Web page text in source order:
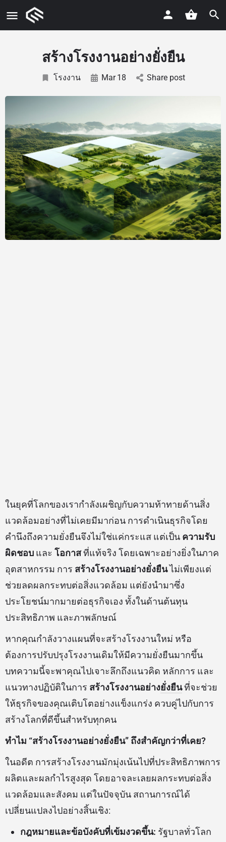
สร้างโรงงานอย่างยั่งยืน
โรงงาน Mar 18 Share post
ในยุคที่โลกของเรากำลังเผชิญกับความท้าทายด้านสิ่ง
แวดล้อมอย่างที่ไม่เคยมีมาก่อน การดำเนินธุรกิจโดย
คำนึงถึงความยั่งยืนจึงไม่ใช่แค่กระแส แต่เป็น ความรับ
ผิดชอบ และ โอกาสที่แท้จริง โดยเฉพาะอย่างยิ่งในภาค
อุตสาหกรรม การ สร้างโรงงานอย่างยั่งยืนไม่เพียงแต่
ช่วยลดผลกระทบต่อสิ่งแวดล้อม แต่ยังนำมาซึ่ง
ประโยชน์มากมายต่อธุรกิจเอง ทั้งในด้านต้นทุน
ประสิทธิภาพ และภาพลักษณ์
หากคุณกำลังวางแผนที่จะสร้างโรงงานใหม่ หรือ
ต้องการปรับปรุงโรงงานเดิมให้มีความยั่งยืนมากขึ้น
บทความนี้จะพาคุณไปเจาะลึกถึงแนวคิด หลักการ และ
แนวทางปฏิบัติในการ สร้างโรงงานอย่างยั่งยืนที่จะช่วย
ให้ธุรกิจของคุณเติบโตอย่างแข็งแกร่ง ควบคู่ไปกับการ
สร้างโลกที่ดีขึ้นสำหรับทุกคน
ทำไม “สร้างโรงงานอย่างยั่งยืน” ถึงสำคัญกว่าที่เคย?
ในอดีต การสร้างโรงงานมักมุ่งเน้นไปที่ประสิทธิภาพการ
ผลิตและผลกำไรสูงสุด โดยอาจละเลยผลกระทบต่อสิ่ง
แวดล้อมและสังคม แต่ในปัจจุบัน สถานการณ์ได้
เปลี่ยนแปลงไปอย่างสิ้นเชิง:
กฎหมายและข้อบังคับที่เข้มงวดขึ้น: รัฐบาลทั่วโลก